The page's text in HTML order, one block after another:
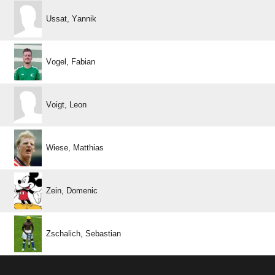
 
 
 
 
 
 